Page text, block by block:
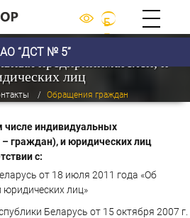
“ДСТ № 5”
Б
Е
обращений граждан, в том
предпринимателей, и
лиц
Обращения граждан
индивидуальных
граждан), и юридических лиц
с:
от 18 июля 2011 года «Об
лиц»
Беларусь от 15 октября 2007 г.